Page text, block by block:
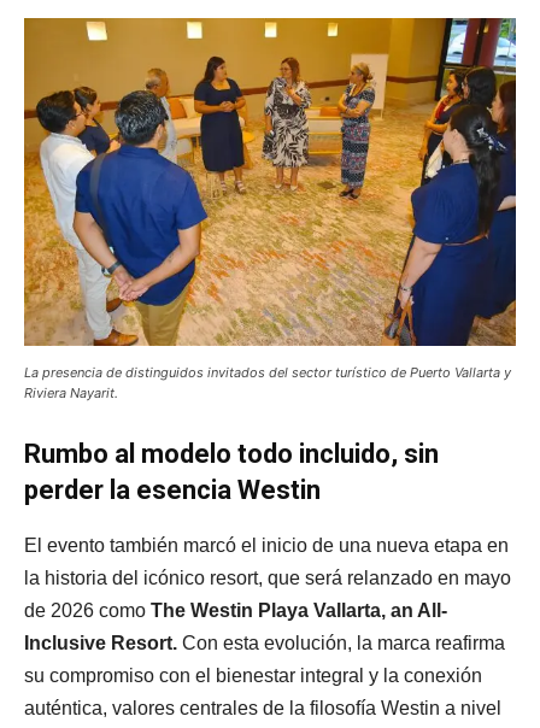
La presencia de distinguidos invitados del sector turístico de Puerto Vallarta y
Riviera Nayarit.
Rumbo al modelo todo incluido, sin
perder la esencia Westin
El evento también marcó el inicio de una nueva etapa en
la historia del icónico resort, que será relanzado en mayo
de 2026 como The Westin Playa Vallarta, an All-
Inclusive Resort. Con esta evolución, la marca reafirma
su compromiso con el bienestar integral y la conexión
auténtica, valores centrales de la filosofía Westin a nivel